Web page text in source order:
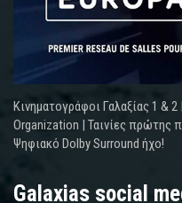
Κινηματογράφοι Γαλαξίας 1 &
Organization | Ταινίες πρώτης
Ψηφιακό Dolby Surround ήχο!
Galaxias social